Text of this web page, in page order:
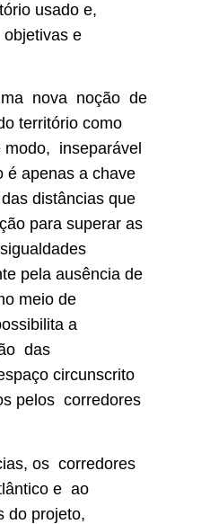
usado e,
e
nova noção de
território como
inseparável
é apenas a chave
distâncias que
para superar as
pela ausência de
meio de
a
das
circunscrito
pelos corredores
os corredores
e ao
do projeto,